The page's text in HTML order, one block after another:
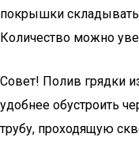
покрышки
Количество можно
Совет! Полив грядки
удобнее обустроить
трубу, проходящую